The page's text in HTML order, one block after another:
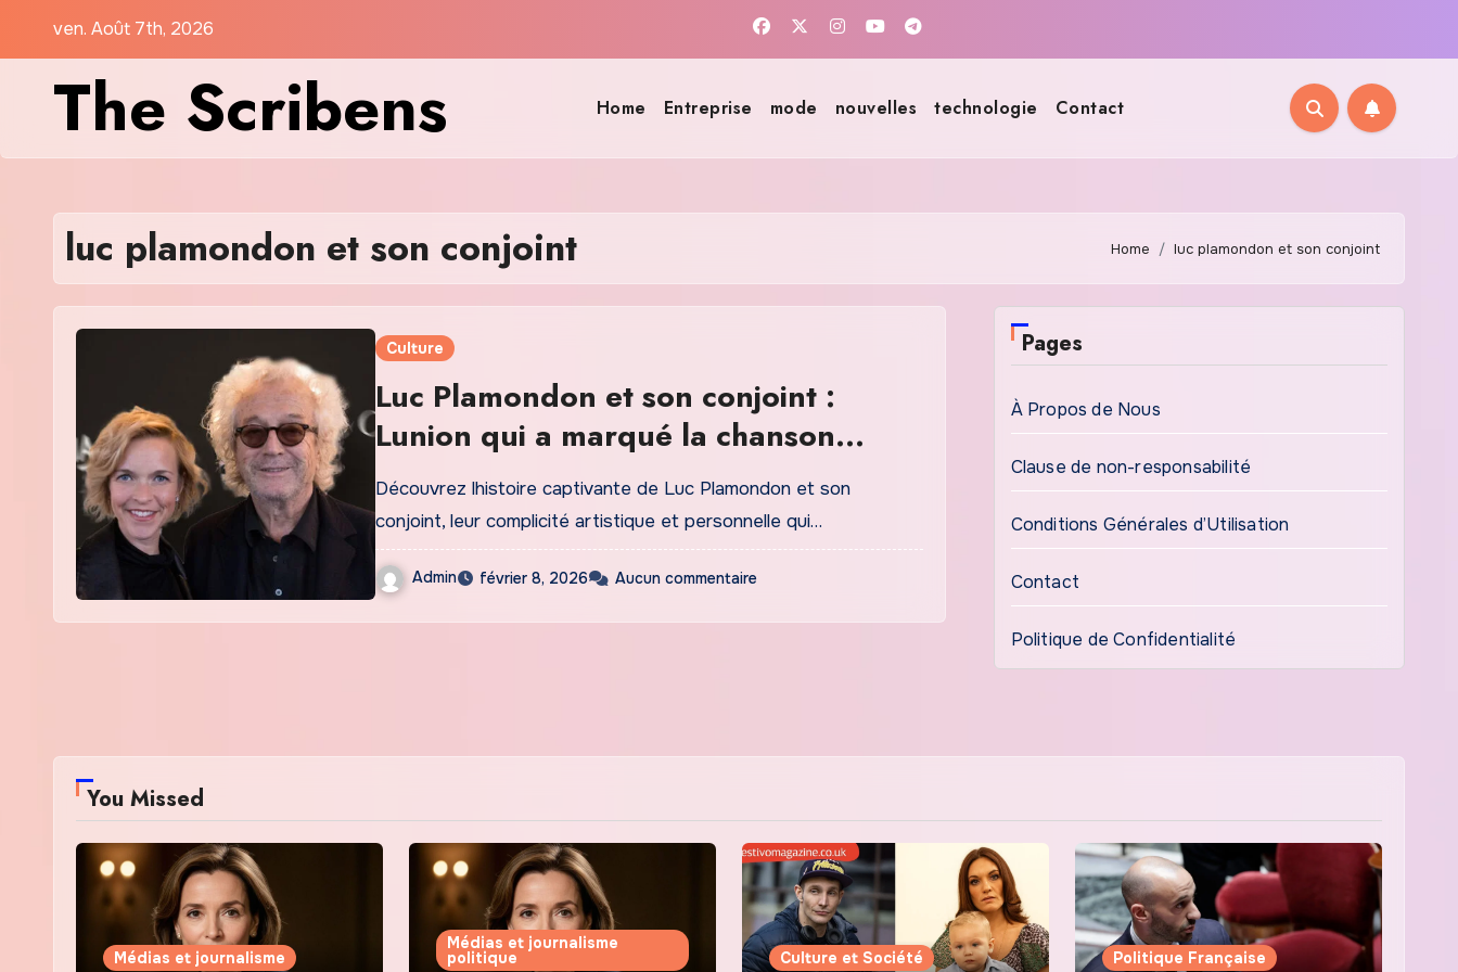
ven. Août 7th, 2026
The Scribens Home Entreprise mode nouvelles technologie Contact
luc plamondon et son conjoint Home luc plamondon et son conjoint
Culture
Luc Plamondon et son conjoint :
Lunion qui a marqué la chanson
québécoise
Découvrez lhistoire captivante de Luc Plamondon et son
conjoint, leur complicité artistique et personnelle qui…
Admin février 8, 2026 Aucun commentaire
Pages
À Propos de Nous
Clause de non-responsabilité
Conditions Générales d’Utilisation
Contact
Politique de Confidentialité
You Missed
Médias et journalisme
Médias et journalisme
politique Culture et Société Politique Française